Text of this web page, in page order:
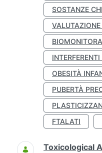
SOSTANZE
OBESITÀ
PUBERTÀ
FTALATI
Toxicological